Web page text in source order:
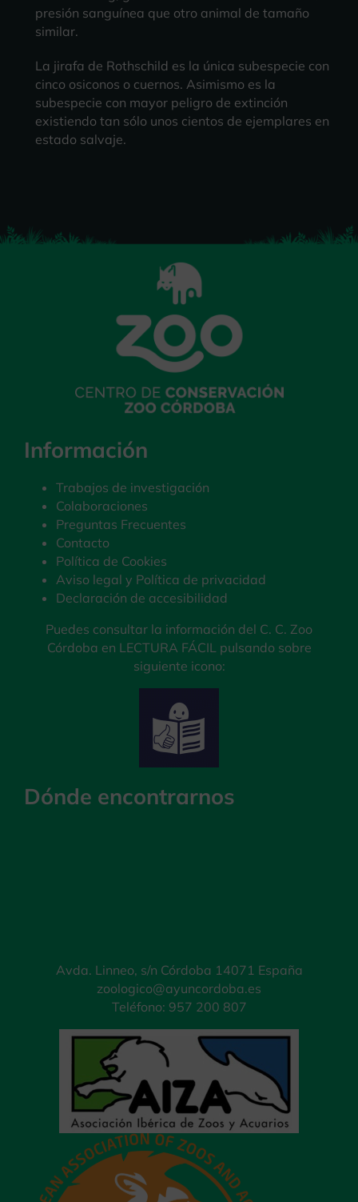
presión sanguínea que otro animal de tamaño
similar.
La jirafa de Rothschild es la única subespecie con
cinco osiconos o cuernos. Asimismo es la
subespecie con mayor peligro de extinción
existiendo tan sólo unos cientos de ejemplares en
estado salvaje.
Información
Trabajos de investigación
Colaboraciones
Preguntas Frecuentes
Contacto
Política de Cookies
Aviso legal y Política de privacidad
Declaración de accesibilidad
Puedes consultar la información del C. C. Zoo
Córdoba en LECTURA FÁCIL pulsando sobre
siguiente icono:
Dónde encontrarnos
Avda. Linneo, s/n Córdoba 14071 España
zoologico@ayuncordoba.es
Teléfono: 957 200 807